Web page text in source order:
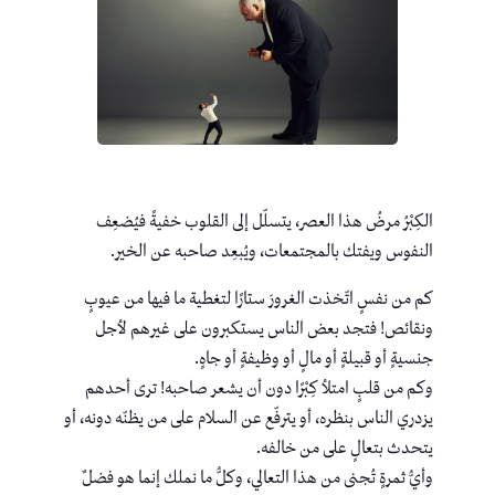
الكِبْرُ مرضُ هذا العصر، يتسلّل إلى القلوب خفيةً فيُضعِف
النفوس ويفتك بالمجتمعات، ويُبعِد صاحبه عن الخير.
كم من نفسٍ اتّخذت الغرورَ ستارًا لتغطية ما فيها من عيوبٍ
ونقائص! فتجد بعض الناس يستكبرون على غيرهم لأجل
جنسيةٍ أو قبيلةٍ أو مالٍ أو وظيفةٍ أو جاهٍ.
وكم من قلبٍ امتلأ كِبْرًا دون أن يشعر صاحبه! ترى أحدهم
يزدري الناس بنظره، أو يترفّع عن السلام على من يظنّه دونه، أو
يتحدث بتعالٍ على من خالفه.
وأيُّ ثمرةٍ تُجنى من هذا التعالي، وكلُّ ما نملك إنما هو فضلٌ